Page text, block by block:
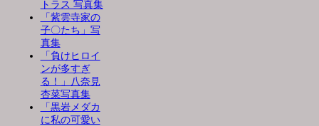
トラス 写真集
「紫雲寺家の
子〇たち」写
真集
「負けヒロイ
ンが多すぎ
る！」八奈見
杏菜写真集
「黒岩メダカ
に私の可愛い